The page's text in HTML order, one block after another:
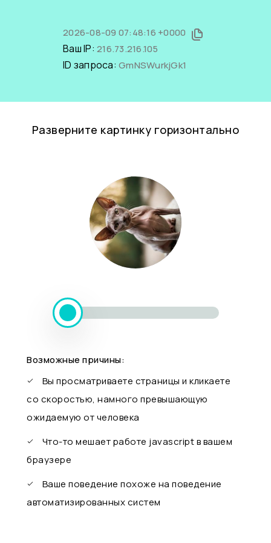
2026-08-09 07:48:16 +0000
Ваш IP: 216.73.216.105
ID запроса: GmNSWurkjGk1
Разверните картинку горизонтально
Возможные причины:
Вы просматриваете страницы и кликаете
со скоростью, намного превышающую
ожидаемую от человека
Что-то мешает работе javascript в вашем
браузере
Ваше поведение похоже на поведение
автоматизированных систем